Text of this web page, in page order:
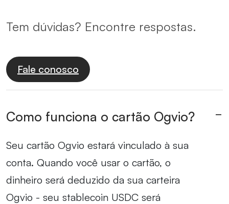
Tem dúvidas? Encontre respostas.
Fale conosco
Como funciona o cartão Ogvio?
Seu cartão Ogvio estará vinculado à sua
conta. Quando você usar o cartão, o
dinheiro será deduzido da sua carteira
Ogvio - seu stablecoin USDC será